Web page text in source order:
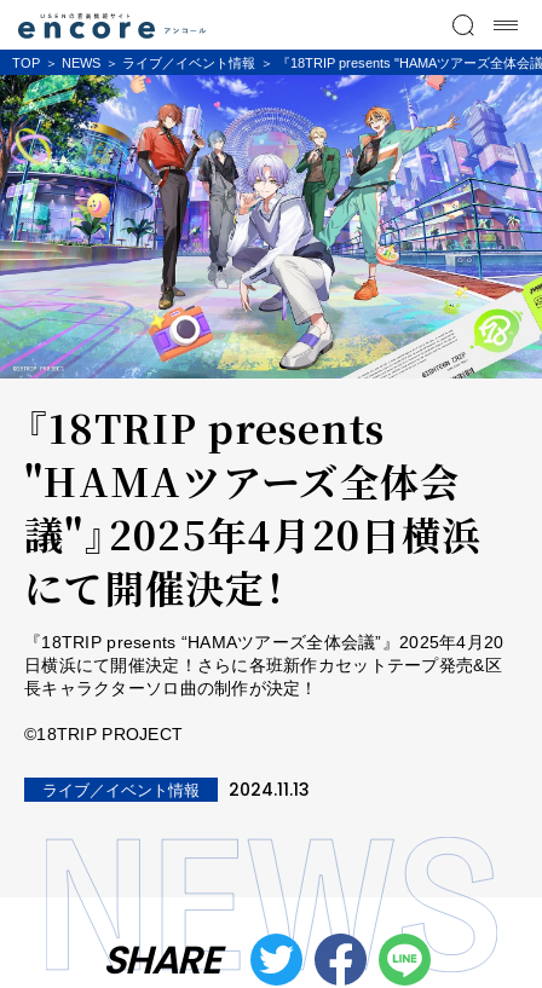
TOP NEWS ライブ／イベント情報 『18TRIP presents "HAMAツアーズ全体会
『18TRIP presents
"HAMAツアーズ全体会
議"』2025年4月20日横浜
にて開催決定！
『18TRIP presents “HAMAツアーズ全体会議”』2025年4月20
日横浜にて開催決定！さらに各班新作カセットテープ発売&区
長キャラクターソロ曲の制作が決定！
©︎18TRIP PROJECT
ライブ／イベント情報 2024.11.13
SHARE